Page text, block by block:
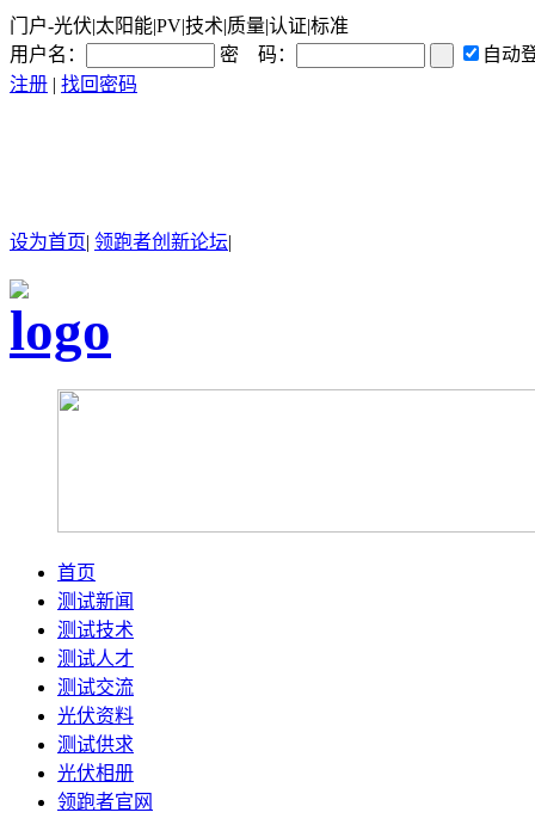
门户-光伏|太阳能|PV|技术|质量|认证|标准
用户名：
密 码：
自动
注册 | 找回密码
设为首页| 领跑者创新论坛|
首页
测试新闻
测试技术
测试人才
测试交流
光伏资料
测试供求
光伏相册
领跑者官网